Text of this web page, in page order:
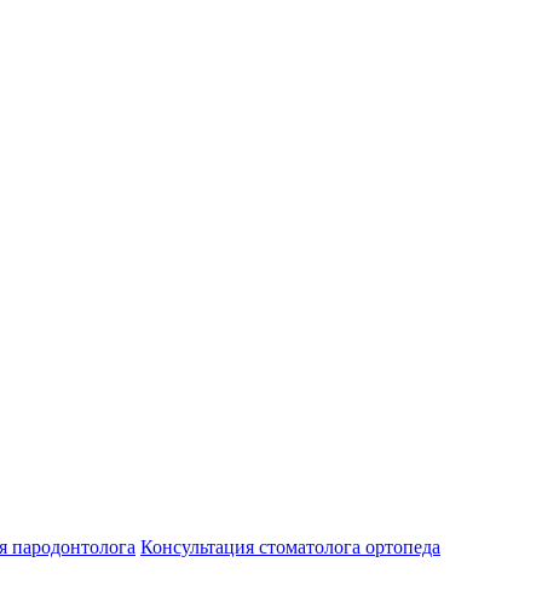
пародонтолога Консультация стоматолога ортопеда